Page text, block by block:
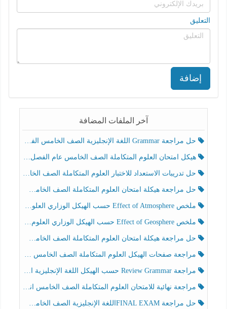
التعليق
إضافة
آخر الملفات المضافة
حل مراجعة Grammar اللغة الإنجليزية الصف الخامس الفصل الثالث
هيكل امتحان العلوم المتكاملة الصف الخامس عام الفصل الدراسي الثالث 2025-2026
حل تدريبات الاستعداد للاختبار العلوم المتكاملة الصف الخامس عام الفصل الثالث
حل مراجعة هيكلة امتحان العلوم المتكاملة الصف الخامس انسبير الفصل الثالث
ملخص Effect of Atmosphere حسب الهيكل الوزاري العلوم المتكاملة الصف الخامس انسبير الفصل الثالث
ملخص Effect of Geosphere حسب الهيكل الوزاري العلوم المتكاملة الصف الخامس انسبير الفصل الثالث
حل مراجعة هيكلة امتحان العلوم المتكاملة الصف الخامس عام الفصل الثالث
مراجعة صفحات الهيكل العلوم المتكاملة الصف الخامس انسبير الفصل الثالث
مراجعة Review Grammar حسب الهيكل اللغة الإنجليزية الصف الخامس الفصل الثالث
مراجعة نهائية للامتحان العلوم المتكاملة الصف الخامس انسبير الفصل الثالث
حل مراجعة FINAL EXAMاللغة الإنجليزية الصف الخامس الفصل الثالث